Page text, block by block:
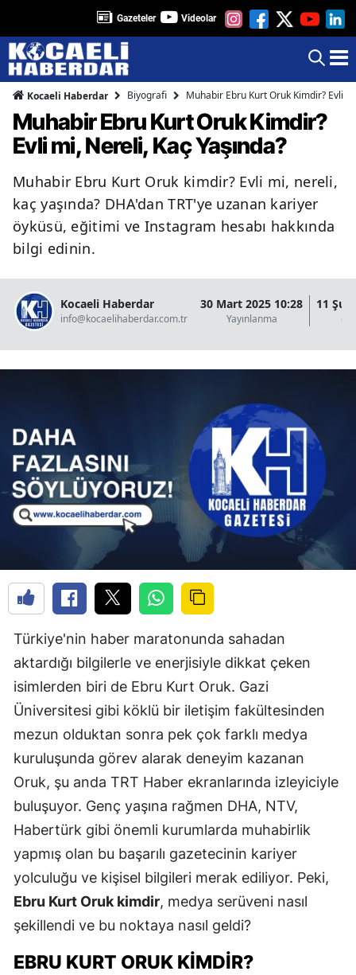
Gazeteler Videolar
Kocaeli Haberdar Biyografi Muhabir Ebru Kurt Oruk Kimdir? Evli
Muhabir Ebru Kurt Oruk Kimdir?
Evli mi, Nereli, Kaç Yaşında?
Muhabir Ebru Kurt Oruk kimdir? Evli mi, nereli,
kaç yaşında? DHA'dan TRT'ye uzanan kariyer
öyküsü, eğitimi ve Instagram hesabı hakkında
bilgi edinin.
Kocaeli Haberdar
info@kocaelihaberdar.com.tr
30 Mart 2025 10:28
Yayınlanma
11
Türkiye'nin haber maratonunda sahadan
aktardığı bilgilerle ve enerjisiyle dikkat çeken
isimlerden biri de Ebru Kurt Oruk. Gazi
Üniversitesi gibi köklü bir iletişim fakültesinden
mezun olduktan sonra pek çok farklı medya
kuruluşunda görev alarak deneyim kazanan
Oruk, şu anda TRT Haber ekranlarında izleyiciyle
buluşuyor. Genç yaşına rağmen DHA, NTV,
Habertürk gibi önemli kurumlarda muhabirlik
yapmış olan bu başarılı gazetecinin kariyer
yolculuğu ve kişisel bilgileri merak ediliyor. Peki,
Ebru Kurt Oruk kimdir, medya serüveni nasıl
şekillendi ve bu noktaya nasıl geldi?
EBRU KURT ORUK KIMDIR?